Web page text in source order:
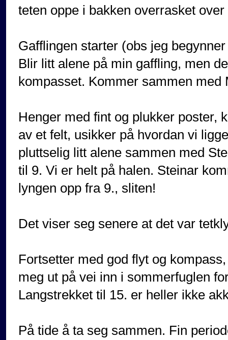
teten oppe i bakken overrasket
Gafflingen starter (obs jeg
Blir litt alene på min gaffling, men
kompasset. Kommer sammen med
Henger med fint og plukker poster,
av et felt, usikker på hvordan vi
pluttselig litt alene sammen med
til 9. Vi er helt på halen. Steinar
lyngen opp fra 9., sliten!
Det viser seg senere at det var
Fortsetter med god flyt og
meg ut på vei inn i sommerfuglen
Langstrekket til 15. er heller ikke
På tide å ta seg sammen. Fin